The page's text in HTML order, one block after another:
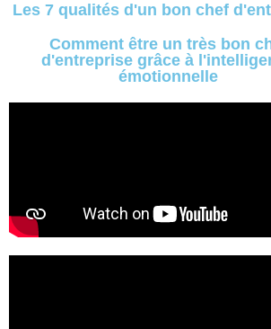
Les 7 qualités d'un bon chef
Comment être un très bon
d'entreprise grâce à
émotionnelle